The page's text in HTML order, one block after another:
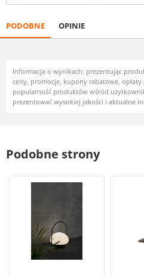
PODOBNE OPINIE
Informacja o wynikach: prezentując
ceny, promocje, kupony rabatowe,
popularność produktów wśród
prezentować wysokiej jakości i aktualne
Podobne strony